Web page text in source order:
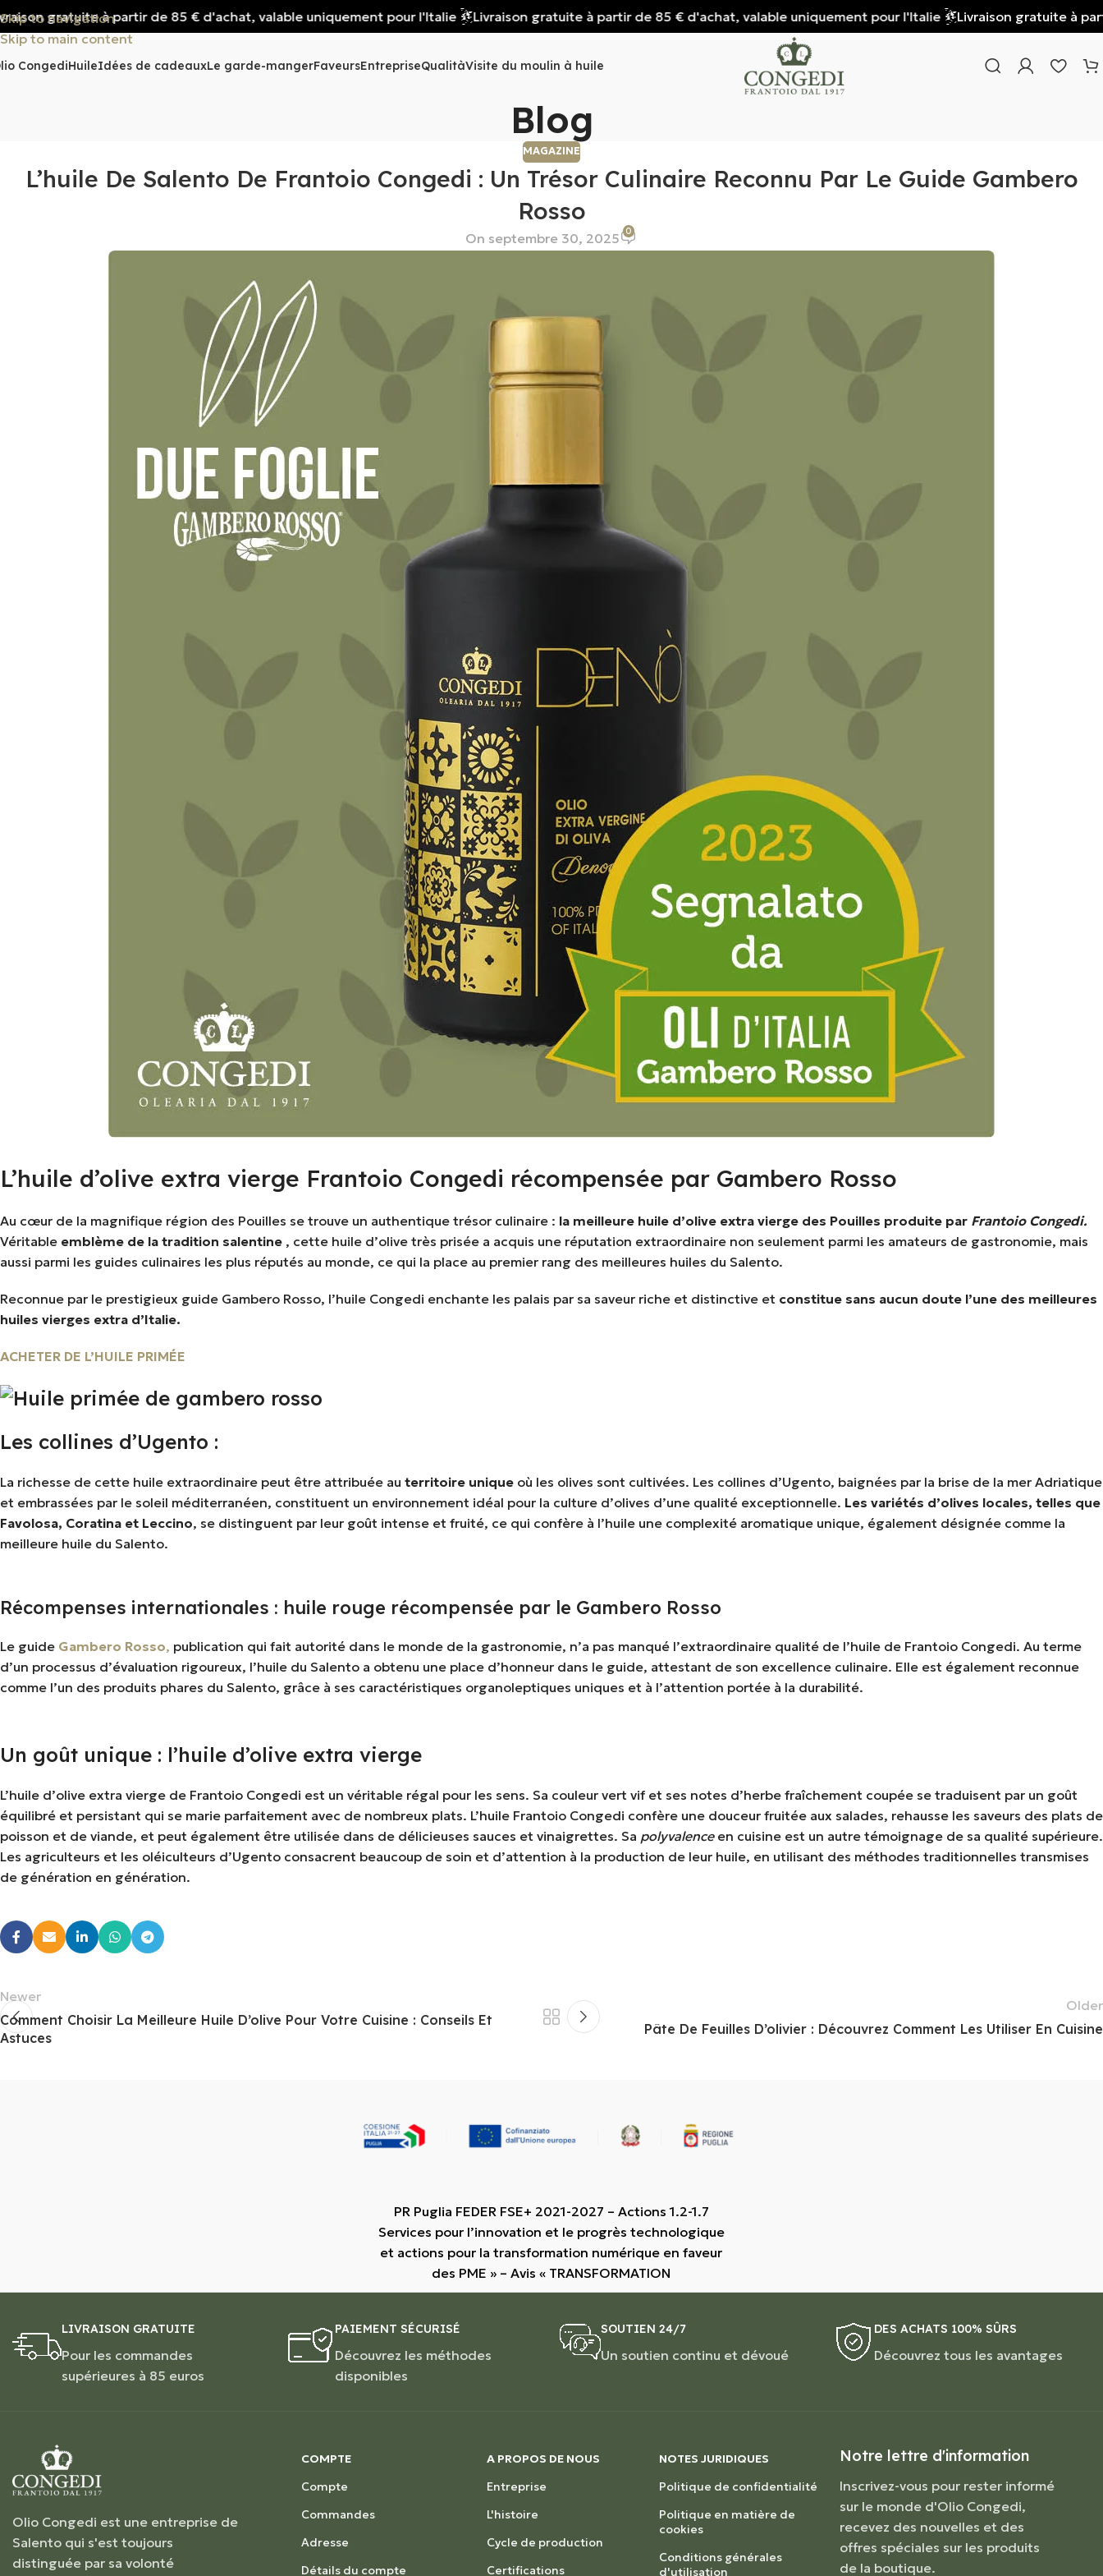
Skip to navigation
Skip to main content
gratuite à partir de 85 € d'achat, valable uniquement pour l'Italie Livraison gratuite à partir de 85 € d'achat, valable uniquement pour l'Italie Livraison gratuite à partir
CongediHuileIdées de cadeauxLe garde-mangerFaveursEntrepriseQualitàVisite du moulin à huile
Blog
MAGAZINE
L’huile De Salento De Frantoio Congedi : Un Trésor Culinaire Reconnu Par Le Guide Gambero
Rosso
On septembre 30, 2025 0
L’huile d’olive extra vierge Frantoio Congedi récompensée par Gambero Rosso
Au cœur de la magnifique région des Pouilles se trouve un authentique trésor culinaire : la meilleure huile d’olive extra vierge des Pouilles produite par Frantoio Congedi.
Véritable emblème de la tradition salentine , cette huile d’olive très prisée a acquis une réputation extraordinaire non seulement parmi les amateurs de gastronomie, mais
aussi parmi les guides culinaires les plus réputés au monde, ce qui la place au premier rang des meilleures huiles du Salento.
Reconnue par le prestigieux guide Gambero Rosso, l’huile Congedi enchante les palais par sa saveur riche et distinctive et constitue sans aucun doute l’une des meilleures
huiles vierges extra d’Italie.
ACHETER DE L’HUILE PRIMÉE
Les collines d’Ugento :
La richesse de cette huile extraordinaire peut être attribuée au territoire unique où les olives sont cultivées. Les collines d’Ugento, baignées par la brise de la mer Adriatique
et embrassées par le soleil méditerranéen, constituent un environnement idéal pour la culture d’olives d’une qualité exceptionnelle. Les variétés d’olives locales, telles que
Favolosa, Coratina et Leccino, se distinguent par leur goût intense et fruité, ce qui confère à l’huile une complexité aromatique unique, également désignée comme la
meilleure huile du Salento.
Récompenses internationales : huile rouge récompensée par le Gambero Rosso
Le guide Gambero Rosso, publication qui fait autorité dans le monde de la gastronomie, n’a pas manqué l’extraordinaire qualité de l’huile de Frantoio Congedi. Au terme
d’un processus d’évaluation rigoureux, l’huile du Salento a obtenu une place d’honneur dans le guide, attestant de son excellence culinaire. Elle est également reconnue
comme l’un des produits phares du Salento, grâce à ses caractéristiques organoleptiques uniques et à l’attention portée à la durabilité.
Un goût unique : l’huile d’olive extra vierge
L’huile d’olive extra vierge de Frantoio Congedi est un véritable régal pour les sens. Sa couleur vert vif et ses notes d’herbe fraîchement coupée se traduisent par un goût
équilibré et persistant qui se marie parfaitement avec de nombreux plats. L’huile Frantoio Congedi confère une douceur fruitée aux salades, rehausse les saveurs des plats de
poisson et de viande, et peut également être utilisée dans de délicieuses sauces et vinaigrettes. Sa polyvalenceen cuisine est un autre témoignage de sa qualité supérieure.
Les agriculteurs et les oléiculteurs d’Ugento consacrent beaucoup de soin et d’attention à la production de leur huile, en utilisant des méthodes traditionnelles transmises
de génération en génération.
Newer
Comment Choisir La Meilleure Huile D’olive Pour Votre Cuisine : Conseils Et
Astuces
Older
Pâte De Feuilles D’olivier : Découvrez Comment Les Utiliser En Cuisine
PR Puglia FEDER FSE+ 2021-2027 – Actions 1.2-1.7
Services pour l’innovation et le progrès technologique
et actions pour la transformation numérique en faveur
des PME » – Avis « TRANSFORMATION
LIVRAISON GRATUITE
Pour les commandes
supérieures à 85 euros
PAIEMENT SÉCURISÉ
Découvrez les méthodes
disponibles
SOUTIEN 24/7
Un soutien continu et dévoué
DES ACHATS 100% SÛRS
Découvrez tous les avantages
Olio Congedi est une entreprise de
Salento qui s'est toujours
distinguée par sa volonté
COMPTE
Compte
Commandes
Adresse
Détails du compte
A PROPOS DE NOUS
Entreprise
L'histoire
Cycle de production
Certifications
NOTES JURIDIQUES
Politique de confidentialité
Politique en matière de
cookies
Conditions générales
d'utilisation
Notre lettre d'information
Inscrivez-vous pour rester informé
sur le monde d'Olio Congedi,
recevez des nouvelles et des
offres spéciales sur les produits
de la boutique.